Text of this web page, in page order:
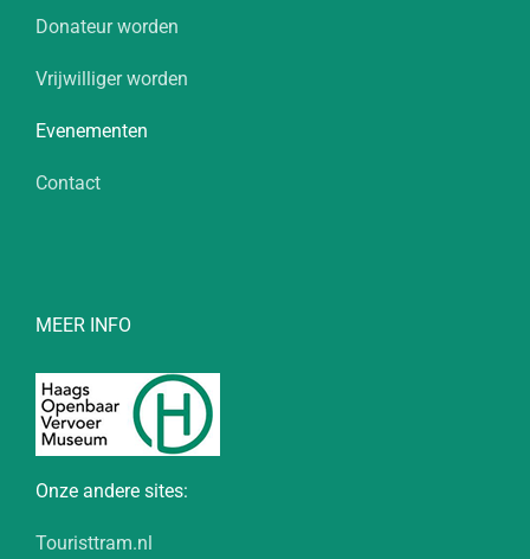
Donateur worden
Vrijwilliger worden
Evenementen
Contact
MEER INFO
Onze andere sites:
Touristtram.nl